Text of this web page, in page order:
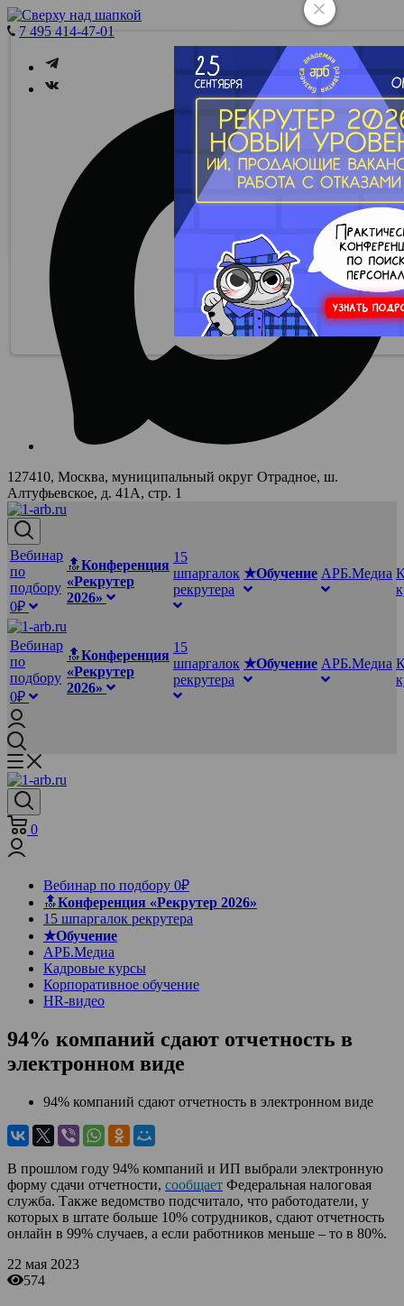
7 495 414-47-01
127410, Москва, муниципальный округ Отрадное, ш.
Алтуфьевское, д. 41А, стр. 1
Вебинар
по
подбору
0₽
🔝Конференция
«Рекрутер
2026»
15
шпаргалок
рекрутера
★Обучение АРБ.Медиа
Вебинар
по
подбору
0₽
🔝Конференция
«Рекрутер
2026»
15
шпаргалок
рекрутера
★Обучение АРБ.Медиа
0
Вебинар по подбору 0₽
🔝Конференция «Рекрутер 2026»
15 шпаргалок рекрутера
★Обучение
АРБ.Медиа
Кадровые курсы
Корпоративное обучение
HR-видео
94% компаний сдают отчетность в
электронном виде
94% компаний сдают отчетность в электронном виде
В прошлом году 94% компаний и ИП выбрали электронную
форму сдачи отчетности, сообщает Федеральная налоговая
служба. Также ведомство подсчитало, что работодатели, у
которых в штате больше 10% сотрудников, сдают отчетность
онлайн в 99% случаев, а если работников меньше – то в 80%.
22 мая 2023
574